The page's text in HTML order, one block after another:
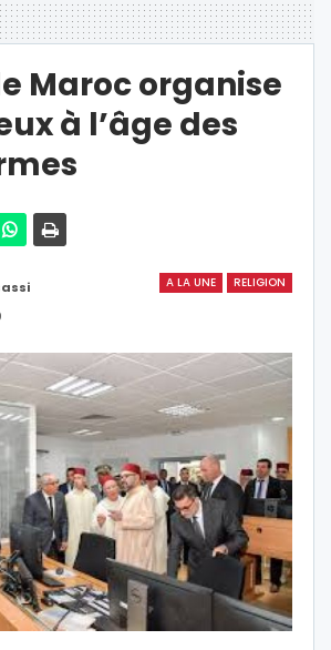
Maroc organise
à l’âge des
A LA UNE RELIGION